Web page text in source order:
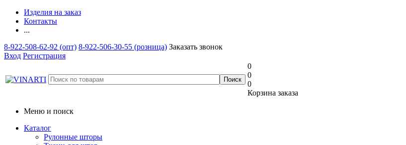
Изделия на заказ
Контакты
...
8-922-508-62-92 (опт) 8-922-506-30-55 (розница) Заказать звонок
Вход Регистрация
0
0
0
Корзина заказа
Меню и поиск
Каталог
Рулонные шторы